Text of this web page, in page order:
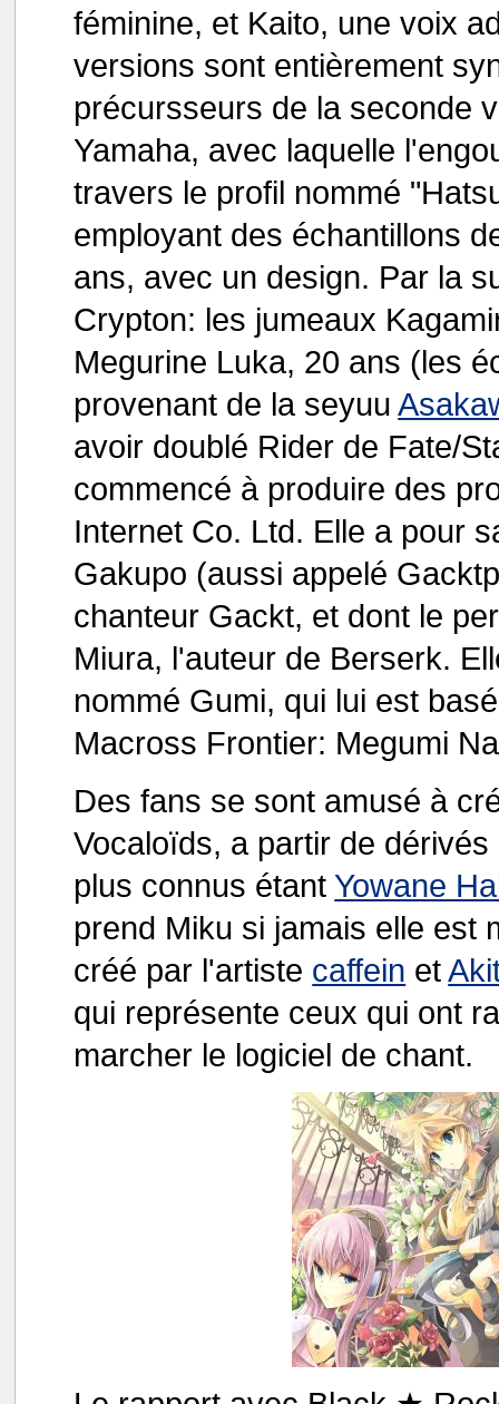
féminine, et Kaito, une voix
versions sont entièrement
précursseurs de la seconde
Yamaha, avec laquelle
travers le profil nommé
employant des échantillons
ans, avec un design. Par la
Crypton: les jumeaux
Megurine Luka, 20 ans (les
provenant de la seyuu
avoir doublé Rider de Fate/
commencé à produire des
Internet Co. Ltd. Elle a pour
Gakupo (aussi appelé
chanteur Gackt, et dont le
Miura, l'auteur de Berserk.
nommé Gumi, qui lui est
Macross Frontier: Megumi
Des fans se sont amusé à
Vocaloïds, a partir de
plus connus étantYowane
prend Miku si jamais elle est
créé par l'artiste caffein et
qui représente ceux qui ont
marcher le logiciel de chant.